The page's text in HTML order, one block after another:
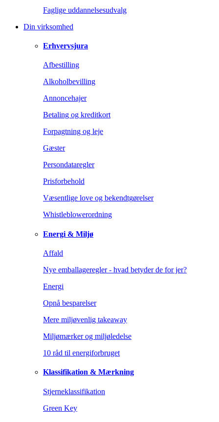
Faglige uddannelsesudvalg
Din virksomhed
Erhvervsjura
Afbestilling
Alkoholbevilling
Annoncehajer
Betaling og kreditkort
Forpagtning og leje
Gæster
Persondataregler
Prisforbehold
Væsentlige love og bekendtgørelser
Whistleblowerordning
Energi & Miljø
Affald
Nye emballageregler - hvad betyder de for jer?
Energi
Opnå besparelser
Mere miljøvenlig takeaway
Miljømærker og miljøledelse
10 råd til energiforbruget
Klassifikation & Mærkning
Stjerneklassifikation
Green Key